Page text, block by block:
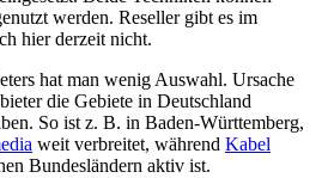
werden. Reseller gibt es im
hier derzeit nicht.
hat man wenig Auswahl. Ursache
die Gebiete in Deutschland
So ist z. B. in Baden-Württemberg,
weit verbreitet, während Kabel
Bundesländern aktiv ist.